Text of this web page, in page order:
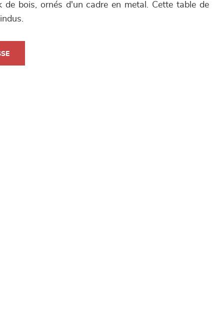
de bois, ornés d'un cadre en metal. Cette table de